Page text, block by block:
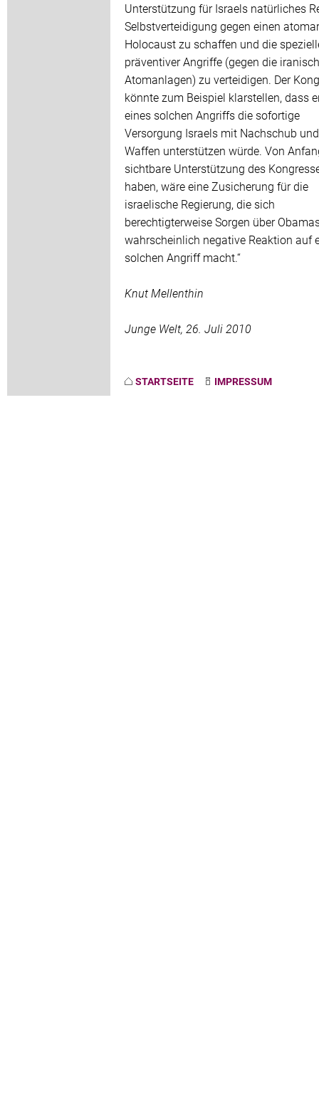
Unterstützung für Israels natürliches
Selbstverteidigung gegen einen
Holocaust zu schaffen und die
präventiver Angriffe (gegen die
Atomanlagen) zu verteidigen. Der
könnte zum Beispiel klarstellen, dass
eines solchen Angriffs die sofortige
Versorgung Israels mit Nachschub
Waffen unterstützen würde. Von
sichtbare Unterstützung des
haben, wäre eine Zusicherung für die
israelische Regierung, die sich
berechtigterweise Sorgen über
wahrscheinlich negative Reaktion auf
solchen Angriff macht.“
Knut Mellenthin
Junge Welt, 26. Juli 2010
STARTSEITE IMPRESSUM